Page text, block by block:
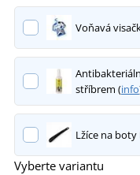
Voňavá
stříbrem (info
Lžíce na boty
Vyberte variantu